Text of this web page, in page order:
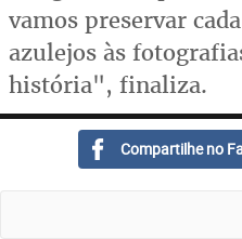
vamos preservar
azulejos às
história", finaliza.
Compartilhe no